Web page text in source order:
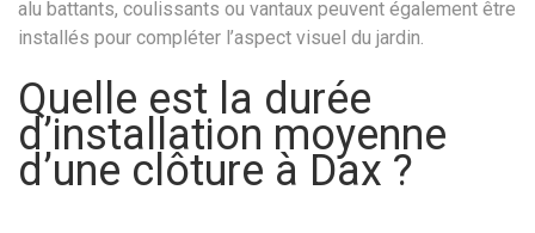
alu battants, coulissants ou vantaux peuvent également être
installés pour compléter l’aspect visuel du jardin.
Quelle est la durée
d’installation moyenne
d’une clôture à Dax ?